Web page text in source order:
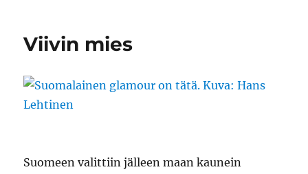
Viivin mies
Suomeen valittiin jälleen maan kaunein